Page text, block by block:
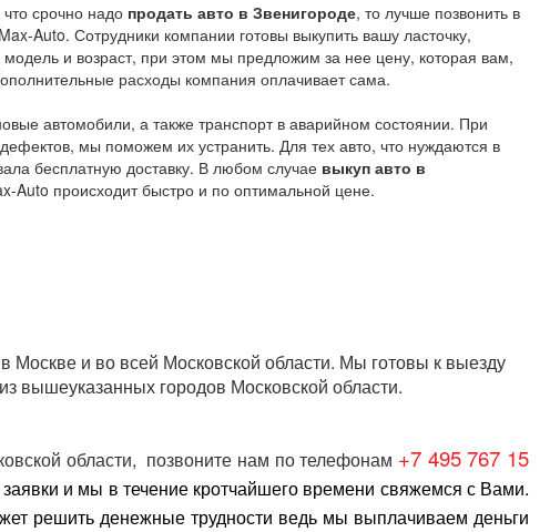
что срочно надо продать авто в Звенигороде, то лучше позвонить в
Auto. Сотрудники компании готовы выкупить вашу ласточку,
и возраст, при этом мы предложим за нее цену, которая вам,
расходы компания оплачивает сама.
автомобили, а также транспорт в аварийном состоянии. При
мы поможем их устранить. Для тех авто, что нуждаются в
бесплатную доставку. В любом случае выкуп авто в
Auto происходит быстро и по оптимальной цене.
Москве и во всей Московской области. Мы готовы к выезду
вышеуказанных городов Московской области.
области, позвоните нам по телефонам +7 495 767 15
и мы в течение кротчайшего времени свяжемся с Вами.
решить денежные трудности ведь мы выплачиваем деньги